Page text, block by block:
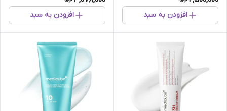
افزودن به سبد افزودن به سبد